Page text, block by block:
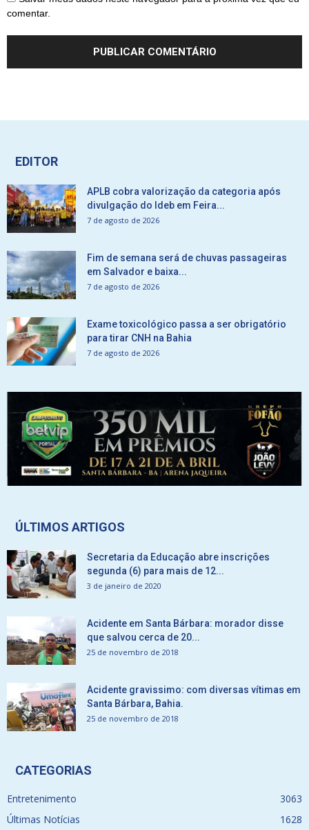
comentar.
EDITOR
APLB cobra valorização da categoria após
divulgação do Ideb em Feira...
7 de agosto de 2026
Fim de semana será de chuvas passageiras
em Salvador e baixa...
7 de agosto de 2026
Exame toxicológico passa a ser obrigatório
para tirar CNH na Bahia
7 de agosto de 2026
ÚLTIMOS ARTIGOS
Secretaria da Educação abre inscrições
segunda (6) para mais de 12...
3 de janeiro de 2020
Acidente em Santa Bárbara: morador disse
que salvou cerca de 20...
25 de novembro de 2018
Acidente gravissimo: com diversas vítimas em
Santa Bárbara, Bahia.
25 de novembro de 2018
CATEGORIAS
Entretenimento
3063
Últimas Notícias
1628